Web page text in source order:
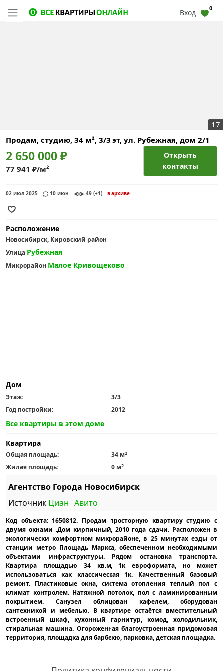
Вход 0
17
Продам, студию, 34 м², 3/3 эт, ул. Рубежная, дом 2/1
2 650 000 ₽
77 941 ₽/м²
Открыть
контакты
02 июл 2025 10 июн 49 (+1) в архиве
Расположение
Новосибирск, Кировский район
Улица Рубежная
Микрорайон Малое Кривощеково
Дом
Этаж:
3/3
Год постройки:
2012
Все квартиры в этом доме
Квартира
Общая площадь: 34 м2
Жилая площадь: 0 м2
Агентство Города Новосибирск
Источник Циан Авито
Код объекта: 1650812. Продам просторную квартиру студию с
двумя окнами .Дом кирпичный, 2010 года сдачи. Расположен в
экологически комфортном микрорайоне, в 25 минутах езды от
станции метро Площадь Маркса, обеспеченном необходимыми
объектами инфраструктуры. Рядом остановка транспорта.
Квартира площадью 34 кв.м, 1к евроформата, но может
использоваться как классическая 1к. Качественный базовый
ремонт. Пластиковые окна, система отопления теплый пол с
климат контролем. Натяжной потолок, пол с ламинированным
покрытием. Санузел облицован кафелем, оборудован
сантехникой и мебелью. В квартире остаётся вместительный
встроенный шкаф, кухонный гарнитур, комод, холодильник,
стиральная машина. Огороженная благоустроенная придомовая
территория, площадка для барбекю, парковка, детская площадка.